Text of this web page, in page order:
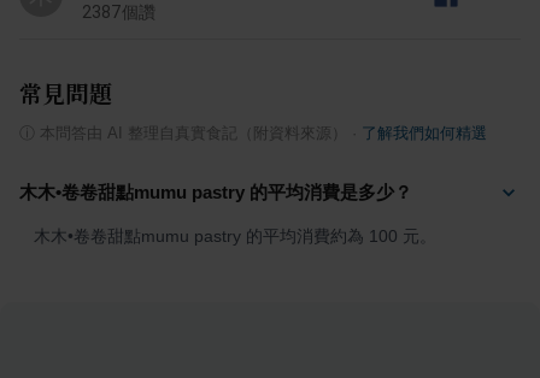
2387個讚
常見問題
本問答由 AI 整理自真實食記（附資料來源） 了解我們如何精選
木木•卷卷甜點mumu pastry 的平均消費是多少？
木木•卷卷甜點mumu pastry 的平均消費約為 100 元。